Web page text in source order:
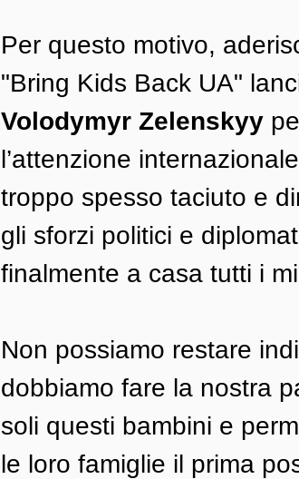
Per questo motivo,
"Bring Kids Back UA"
Volodymyr Zelenskyy
l’attenzione
troppo spesso taciuto e
gli sforzi politici e
finalmente a casa tutti i
Non possiamo restare
dobbiamo fare la nostra
soli questi bambini e
le loro famiglie il prima